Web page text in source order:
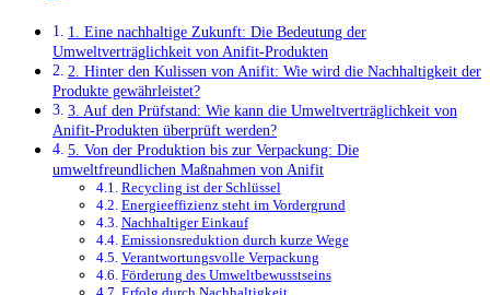
1. Eine nachhaltige Zukunft: Die Bedeutung der
Umweltverträglichkeit von Anifit-Produkten
2. Hinter den Kulissen​ von Anifit: ⁤Wie wird die Nachhaltigkeit der
Produkte gewährleistet?
3.‌ Auf den Prüfstand: Wie kann die Umweltverträglichkeit von
Anifit-Produkten überprüft werden?
5.⁢ Von der Produktion bis⁣ zur Verpackung: Die
umweltfreundlichen Maßnahmen⁢ von Anifit
Recycling ⁣ist‌ der Schlüssel
Energieeffizienz steht im Vordergrund
Nachhaltiger Einkauf
Emissionsreduktion durch kurze Wege
Verantwortungsvolle Verpackung
Förderung des Umweltbewusstseins